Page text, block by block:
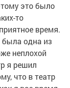
это было
то
время.
была одна из
неплохой
я решил
что в театр